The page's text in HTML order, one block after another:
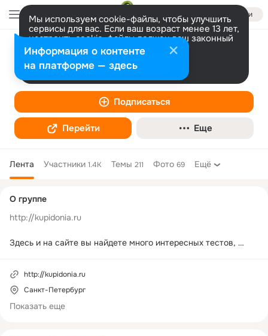
Войти
Мы используем cookie-файлы, чтобы улучшить
сервисы для вас. Если ваш возраст менее 13 лет,
настроить cookie-файлы должен ваш законный
представитель. Больше информации
Разрешить все Настроить
Купидония
Интеллектуальные игры
Подписаться
Перейти Еще
Лента Участники 1.4K Темы 211 Фото 69 Ещё
колонка
О группе
http://kupidonia.ru
Здесь и на сайте вы найдете много интересных тестов,
фактов.
Присоединяйтесь к нам, давайте учиться и и развлекаться
вместе.
http://kupidonia.ru
Санкт-Петербург
Показать еще
Информация о контенте
на платформе — здесь